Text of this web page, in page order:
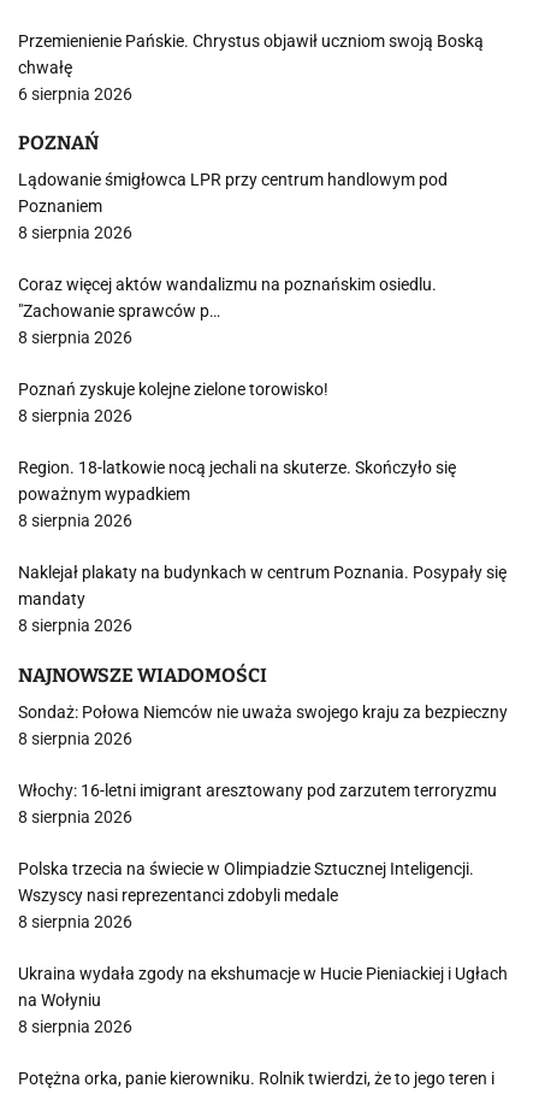
Przemienienie Pańskie. Chrystus objawił uczniom swoją Boską
chwałę
6 sierpnia 2026
POZNAŃ
Lądowanie śmigłowca LPR przy centrum handlowym pod
Poznaniem
8 sierpnia 2026
Coraz więcej aktów wandalizmu na poznańskim osiedlu.
"Zachowanie sprawców p…
8 sierpnia 2026
Poznań zyskuje kolejne zielone torowisko!
8 sierpnia 2026
Region. 18-latkowie nocą jechali na skuterze. Skończyło się
poważnym wypadkiem
8 sierpnia 2026
Naklejał plakaty na budynkach w centrum Poznania. Posypały się
mandaty
8 sierpnia 2026
NAJNOWSZE WIADOMOŚCI
Sondaż: Połowa Niemców nie uważa swojego kraju za bezpieczny
8 sierpnia 2026
Włochy: 16-letni imigrant aresztowany pod zarzutem terroryzmu
8 sierpnia 2026
Polska trzecia na świecie w Olimpiadzie Sztucznej Inteligencji.
Wszyscy nasi reprezentanci zdobyli medale
8 sierpnia 2026
Ukraina wydała zgody na ekshumacje w Hucie Pieniackiej i Ugłach
na Wołyniu
8 sierpnia 2026
Potężna orka, panie kierowniku. Rolnik twierdzi, że to jego teren i